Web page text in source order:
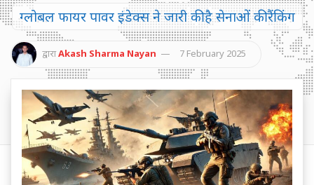
ग्लोबल फायर पावर इंडेक्स ने जारी की है सेनाओं की रैंकिंग
द्वाराAkash Sharma Nayan 7 February 2025